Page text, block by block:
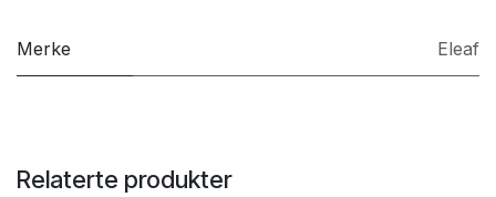
Merke Eleaf
Relaterte produkter